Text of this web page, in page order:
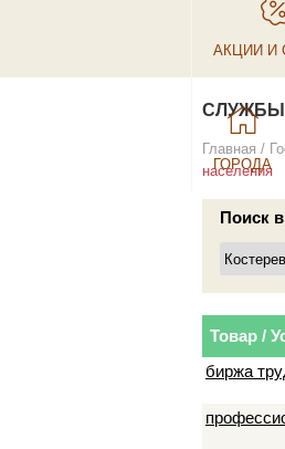
АКЦИИ И
ГОРОДА
СЛУЖБЫ
Главная /
населения
Поиск
Товар /
биржа